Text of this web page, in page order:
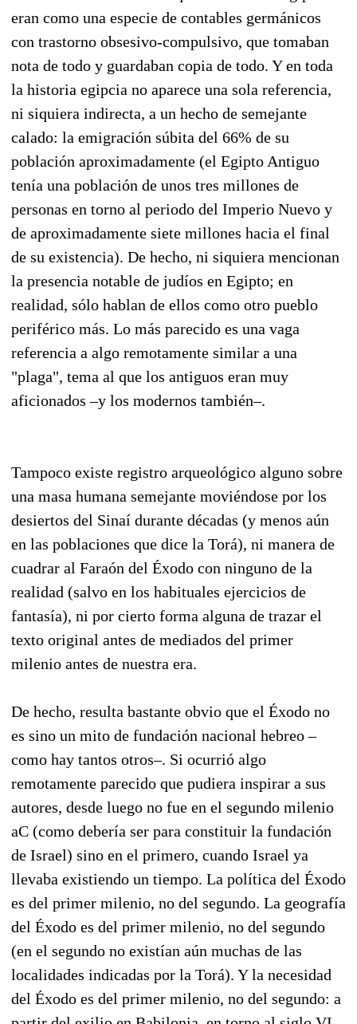
eran como una especie de contables germánicos
con trastorno obsesivo-compulsivo, que tomaban
nota de todo y guardaban copia de todo. Y en toda
la historia egipcia no aparece una sola referencia,
ni siquiera indirecta, a un hecho de semejante
calado: la emigración súbita del 66% de su
población aproximadamente (el Egipto Antiguo
tenía una población de unos tres millones de
personas en torno al periodo del Imperio Nuevo y
de aproximadamente siete millones hacia el final
de su existencia). De hecho, ni siquiera mencionan
la presencia notable de judíos en Egipto; en
realidad, sólo hablan de ellos como otro pueblo
periférico más. Lo más parecido es una vaga
referencia a algo remotamente similar a una
"plaga", tema al que los antiguos eran muy
aficionados –y los modernos también–.
Tampoco existe registro arqueológico alguno sobre
una masa humana semejante moviéndose por los
desiertos del Sinaí durante décadas (y menos aún
en las poblaciones que dice la Torá), ni manera de
cuadrar al Faraón del Éxodo con ninguno de la
realidad (salvo en los habituales ejercicios de
fantasía), ni por cierto forma alguna de trazar el
texto original antes de mediados del primer
milenio antes de nuestra era.
De hecho, resulta bastante obvio que el Éxodo no
es sino un mito de fundación nacional hebreo –
como hay tantos otros–. Si ocurrió algo
remotamente parecido que pudiera inspirar a sus
autores, desde luego no fue en el segundo milenio
aC (como debería ser para constituir la fundación
de Israel) sino en el primero, cuando Israel ya
llevaba existiendo un tiempo. La política del Éxodo
es del primer milenio, no del segundo. La geografía
del Éxodo es del primer milenio, no del segundo
(en el segundo no existían aún muchas de las
localidades indicadas por la Torá). Y la necesidad
del Éxodo es del primer milenio, no del segundo: a